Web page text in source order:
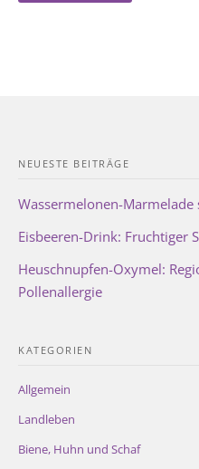
NEUESTE BEITRÄGE
Wassermelonen-Marmelade
Eisbeeren-Drink: Fruchtiger
Heuschnupfen-Oxymel:
Pollenallergie
KATEGORIEN
Allgemein
Landleben
Biene, Huhn und Schaf